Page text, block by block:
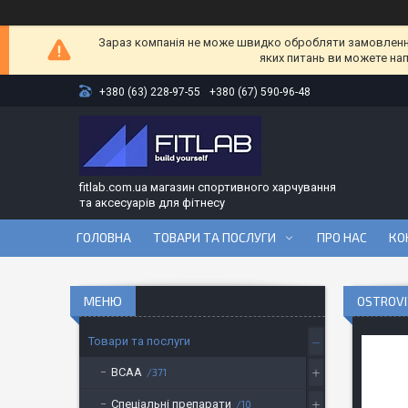
Зараз компанія не може швидко обробляти
яких питань ви можете
+380 (63) 228-97-55 +380 (67) 590-96-48
fitlab.com.ua магазин спортивного харчування
та аксесуарів для фітнесу
ГОЛОВНА ТОВАРИ ТА ПОСЛУГИ ПРО НАС
Товари та послуги
BCAA 371
Спеціальні препарати 10